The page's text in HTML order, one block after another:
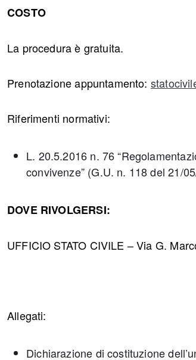
COSTO
La procedura è gratuita.
Prenotazione appuntamento:
Riferimenti normativi:
L. 20.5.2016 n. 76
convivenze” (G.U. n. 118 del 21/
DOVE RIVOLGERSI:
UFFICIO STATO CIVILE – Via G.
Allegati:
Dichiarazione di costituzione